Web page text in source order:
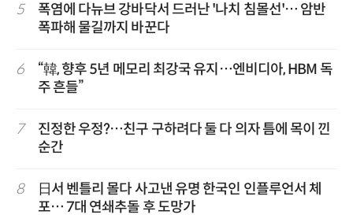
5
폭염에 다뉴브 강바닥서 드러난 '나치 침몰선'… 암반
폭파해 물길까지 바꾼다
6
“韓, 향후 5년 메모리 최강국 유지…엔비디아, HBM 독
주 흔들”
7
진정한 우정?…친구 구하려다 둘 다 의자 틈에 목이 낀
순간
8
日서 벤틀리 몰다 사고낸 유명 한국인 인플루언서 체
포… 7대 연쇄추돌 후 도망가